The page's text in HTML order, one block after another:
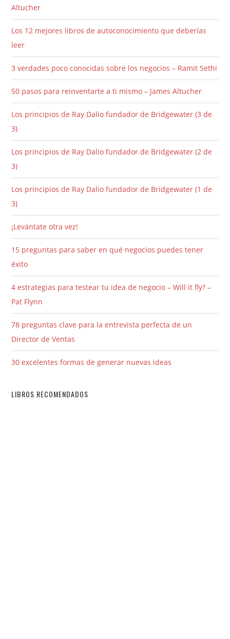
Altucher
Los 12 mejores libros de autoconocimiento que deberías
leer
3 verdades poco conocidas sobre los negocios – Ramit Sethi
50 pasos para reinventarte a ti mismo – James Altucher
Los principios de Ray Dalio fundador de Bridgewater (3 de
3)
Los principios de Ray Dalio fundador de Bridgewater (2 de
3)
Los principios de Ray Dalio fundador de Bridgewater (1 de
3)
¡Levántate otra vez!
15 preguntas para saber en qué negocios puedes tener
éxito
4 estrategias para testear tu idea de negocio – Will it fly? –
Pat Flynn
78 preguntas clave para la entrevista perfecta de un
Director de Ventas
30 excelentes formas de generar nuevas ideas
LIBROS RECOMENDADOS